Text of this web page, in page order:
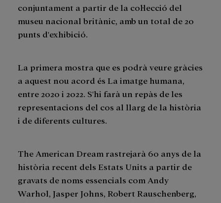
conjuntament a partir de la col·lecció del
museu nacional britànic, amb un total de 20
punts d'exhibició.
La primera mostra que es podrà veure gràcies
a aquest nou acord és La imatge humana,
entre 2020 i 2022. S'hi farà un repàs de les
representacions del cos al llarg de la història
i de diferents cultures.
The American Dream rastrejarà 60 anys de la
història recent dels Estats Units a partir de
gravats de noms essencials com Andy
Warhol, Jasper Johns, Robert Rauschenberg,